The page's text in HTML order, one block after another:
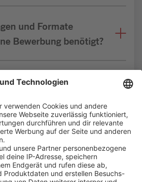
und Formate
Bewerbung benötigt?
geeignet?